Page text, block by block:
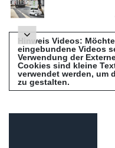
Hinweis Videos:
eingebundene Videos
Verwendung der
Cookies sind kleine
verwendet werden, um
zu gestalten.